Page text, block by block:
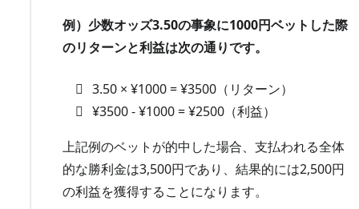
例）少数オッズ3.50の事象に1000円ベットした際
のリターンと利益は次の通りです。
3.50 × ¥1000 = ¥3500（リターン）
¥3500 - ¥1000 = ¥2500（利益）
上記例のベットが的中した場合、支払われる全体
的な勝利金は3,500円であり、結果的には2,500円
の利益を獲得することになります。